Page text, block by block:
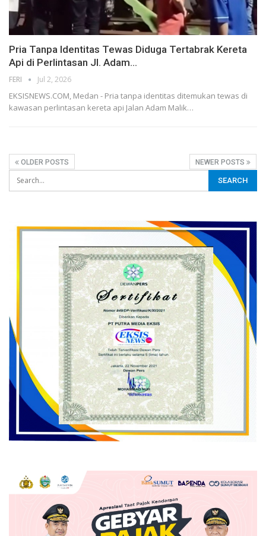
Pria Tanpa Identitas Tewas Diduga Tertabrak Kereta
Api di Perlintasan Jl. Adam…
FERI Jul 2, 2026
EKSISNEWS.COM, Medan - Pria tanpa identitas ditemukan tewas di
kawasan perlintasan kereta api Jalan Adam Malik…
OLDER POSTS NEWER POSTS